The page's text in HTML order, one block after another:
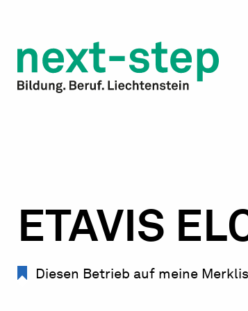
Laufbahn & Weiterbildung
Beratung & Unterstützung
ETAVIS
Diesen Betrieb auf meine